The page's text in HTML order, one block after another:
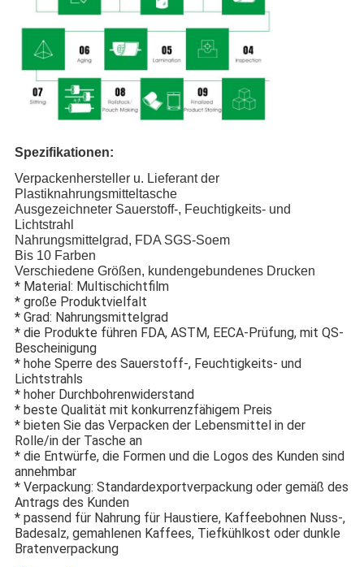
Spezifikationen:
Verpackenhersteller u. Lieferant der
Plastiknahrungsmitteltasche
Ausgezeichneter Sauerstoff-, Feuchtigkeits- und
Lichtstrahl
Nahrungsmittelgrad, FDA SGS-Soem
Bis 10 Farben
Verschiedene Größen, kundengebundenes Drucken
* Material: Multischichtfilm
* große Produktvielfalt
* Grad: Nahrungsmittelgrad
* die Produkte führen FDA, ASTM, EECA-Prüfung, mit QS-
Bescheinigung
* hohe Sperre des Sauerstoff-, Feuchtigkeits- und
Lichtstrahls
* hoher Durchbohrenwiderstand
* beste Qualität mit konkurrenzfähigem Preis
* bieten Sie das Verpacken der Lebensmittel in der
Rolle/in der Tasche an
* die Entwürfe, die Formen und die Logos des Kunden sind
annehmbar
* Verpackung: Standardexportverpackung oder gemäß des
Antrags des Kunden
* passend für Nahrung für Haustiere, Kaffeebohnen Nuss-,
Badesalz, gemahlenen Kaffees, Tiefkühlkost oder dunkle
Bratenverpackung